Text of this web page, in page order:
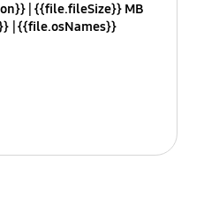
{{file.fileSize}} MB
{{file.osNames}}